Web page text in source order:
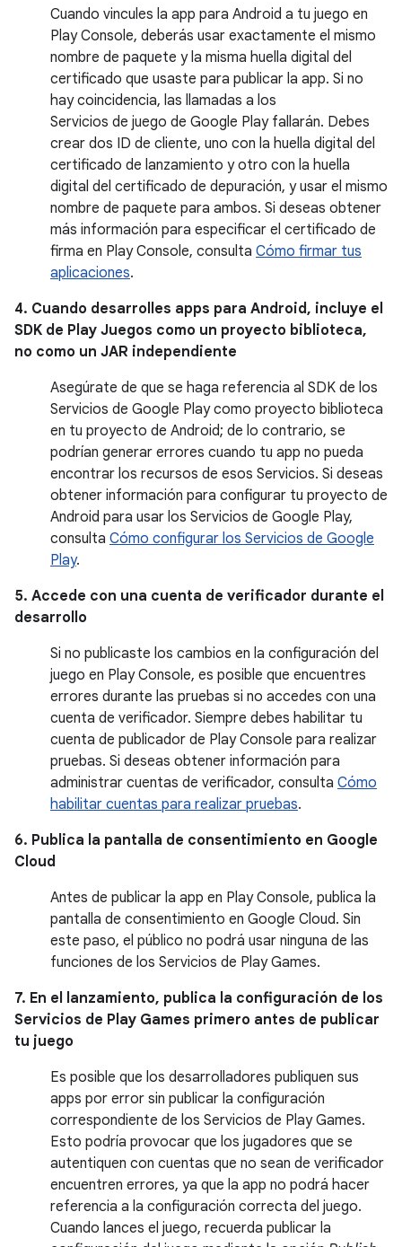
Cuando vincules la app para Android a tu juego en
Play Console, deberás usar exactamente el mismo
nombre de paquete y la misma huella digital del
certificado que usaste para publicar la app. Si no
hay coincidencia, las llamadas a los
Servicios de juego de Google Play fallarán. Debes
crear dos ID de cliente, uno con la huella digital del
certificado de lanzamiento y otro con la huella
digital del certificado de depuración, y usar el mismo
nombre de paquete para ambos. Si deseas obtener
más información para especificar el certificado de
firma en Play Console, consulta Cómo firmar tus
aplicaciones.
4. Cuando desarrolles apps para Android, incluye el
SDK de Play Juegos como un proyecto biblioteca,
no como un JAR independiente
Asegúrate de que se haga referencia al SDK de los
Servicios de Google Play como proyecto biblioteca
en tu proyecto de Android; de lo contrario, se
podrían generar errores cuando tu app no pueda
encontrar los recursos de esos Servicios. Si deseas
obtener información para configurar tu proyecto de
Android para usar los Servicios de Google Play,
consulta Cómo configurar los Servicios de Google
Play.
5. Accede con una cuenta de verificador durante el
desarrollo
Si no publicaste los cambios en la configuración del
juego en Play Console, es posible que encuentres
errores durante las pruebas si no accedes con una
cuenta de verificador. Siempre debes habilitar tu
cuenta de publicador de Play Console para realizar
pruebas. Si deseas obtener información para
administrar cuentas de verificador, consulta Cómo
habilitar cuentas para realizar pruebas.
6. Publica la pantalla de consentimiento en Google
Cloud
Antes de publicar la app en Play Console, publica la
pantalla de consentimiento en Google Cloud. Sin
este paso, el público no podrá usar ninguna de las
funciones de los Servicios de Play Games.
7. En el lanzamiento, publica la configuración de los
Servicios de Play Games primero antes de publicar
tu juego
Es posible que los desarrolladores publiquen sus
apps por error sin publicar la configuración
correspondiente de los Servicios de Play Games.
Esto podría provocar que los jugadores que se
autentiquen con cuentas que no sean de verificador
encuentren errores, ya que la app no podrá hacer
referencia a la configuración correcta del juego.
Cuando lances el juego, recuerda publicar la